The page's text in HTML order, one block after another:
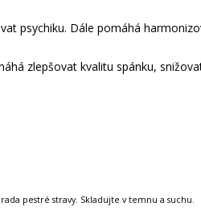
psychiku. Dále pomáhá
zlepšovat kvalitu spánku,
pestré stravy. Skladujte v temnu a suchu.